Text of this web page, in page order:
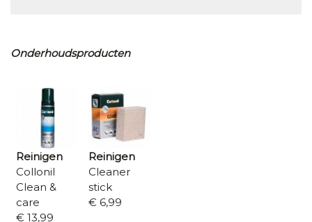
Onderhoudsproducten
Reinigen
Collonil
Clean &
care
€ 13,99
Reinigen
Cleaner
stick
€ 6,99